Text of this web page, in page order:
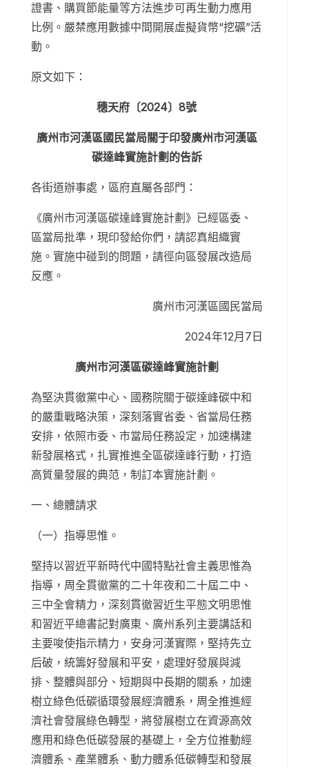
證書、購買節能量等方法進步可再生動力應用
比例。嚴禁應用數據中間開展虛擬貨幣“挖礦”活
動。
原文如下：
穗天府〔2024〕8號
廣州市河漢區國民當局關于印發廣州市河漢區
碳達峰實施計劃的告訴
各街道辦事處，區府直屬各部門：
《廣州市河漢區碳達峰實施計劃》已經區委、
區當局批準，現印發給你們，請認真組織實
施。實施中碰到的問題，請徑向區發展改造局
反應。
廣州市河漢區國民當局
2024年12月7日
廣州市河漢區碳達峰實施計劃
為堅決貫徹黨中心、國務院關于碳達峰碳中和
的嚴重戰略決策，深刻落實省委、省當局任務
安排，依照市委、市當局任務設定，加速構建
新發展格式，扎實推進全區碳達峰行動，打造
高質量發展的典范，制訂本實施計劃。
一、總體請求
（一）指導思惟。
堅持以習近平新時代中國特點社會主義思惟為
指導，周全貫徹黨的二十年夜和二十屆二中、
三中全會精力，深刻貫徹習近生平態文明思惟
和習近平總書記對廣東、廣州系列主要講話和
主要唆使指示精力，安身河漢實際，堅持先立
后破，統籌好發展和平安，處理好發展與減
排、整體與部分、短期與中長期的關系，加速
樹立綠色低碳循環發展經濟體系，周全推進經
濟社會發展綠色轉型，將發展樹立在資源高效
應用和綠色低碳發展的基礎上，全方位推動經
濟體系、產業體系、動力體系低碳轉型和發展